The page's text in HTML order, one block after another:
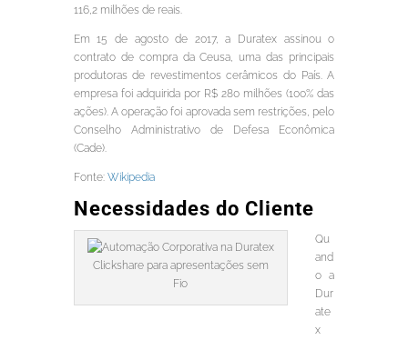
116,2 milhões de reais.
Em 15 de agosto de 2017, a Duratex assinou o
contrato de compra da Ceusa, uma das principais
produtoras de revestimentos cerâmicos do País. A
empresa foi adquirida por R$ 280 milhões (100% das
ações). A operação foi aprovada sem restrições, pelo
Conselho Administrativo de Defesa Econômica
(Cade).
Fonte: Wikipedia
Necessidades do Cliente
Clickshare para apresentações sem
Fio
Qu
and
o a
Dur
ate
x